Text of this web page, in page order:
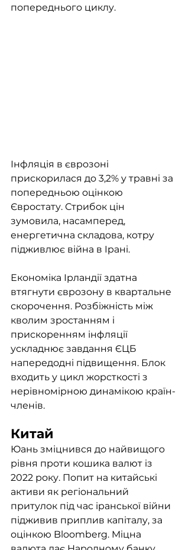
попереднього циклу.
Інфляція в єврозоні
прискорилася до 3,2% у травні за
попередньою оцінкою
Євростату. Стрибок цін
зумовила, насамперед,
енергетична складова, котру
підживлює війна в Ірані.
Економіка Ірландії здатна
втягнути єврозону в квартальне
скорочення. Розбіжність між
кволим зростанням і
прискоренням інфляції
ускладнює завдання ЄЦБ
напередодні підвищення. Блок
входить у цикл жорсткості з
нерівномірною динамікою країн-
членів.
Китай
Юань зміцнився до найвищого
рівня проти кошика валют із
2022 року. Попит на китайські
активи як регіональний
притулок під час іранської війни
підживив приплив капіталу, за
оцінкою Bloomberg. Міцна